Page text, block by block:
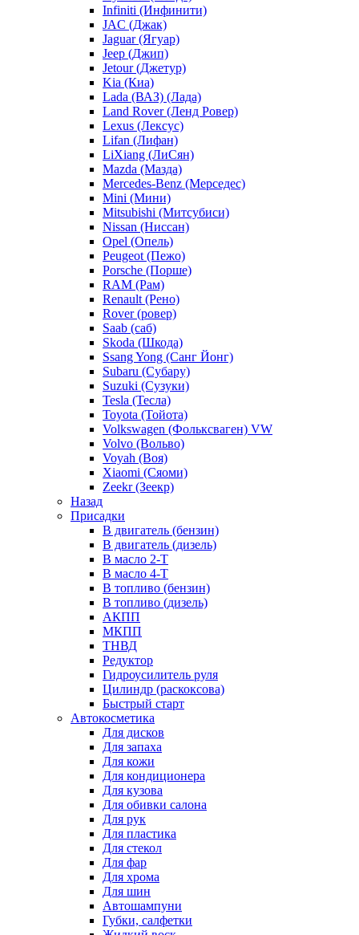
Infiniti (Инфинити)
JAC (Джак)
Jaguar (Ягуар)
Jeep (Джип)
Jetour (Джетур)
Kia (Киа)
Lada (ВАЗ) (Лада)
Land Rover (Ленд Ровер)
Lexus (Лексус)
Lifan (Лифан)
LiXiang (ЛиСян)
Mazda (Мазда)
Mercedes-Benz (Мерседес)
Mini (Мини)
Mitsubishi (Митсубиси)
Nissan (Ниссан)
Opel (Опель)
Peugeot (Пежо)
Porsche (Порше)
RAM (Рам)
Renault (Рено)
Rover (ровер)
Saab (саб)
Skoda (Шкода)
Ssang Yong (Санг Йонг)
Subaru (Субару)
Suzuki (Сузуки)
Tesla (Тесла)
Toyota (Тойота)
Volkswagen (Фольксваген) VW
Volvo (Вольво)
Voyah (Воя)
Xiaomi (Сяоми)
Zeekr (Зеекр)
Назад
Присадки
В двигатель (бензин)
В двигатель (дизель)
В масло 2-Т
В масло 4-Т
В топливо (бензин)
В топливо (дизель)
АКПП
МКПП
ТНВД
Редуктор
Гидроусилитель руля
Цилиндр (раскоксова)
Быстрый старт
Автокосметика
Для дисков
Для запаха
Для кожи
Для кондиционера
Для кузова
Для обивки салона
Для рук
Для пластика
Для стекол
Для фар
Для хрома
Для шин
Автошампуни
Губки, салфетки